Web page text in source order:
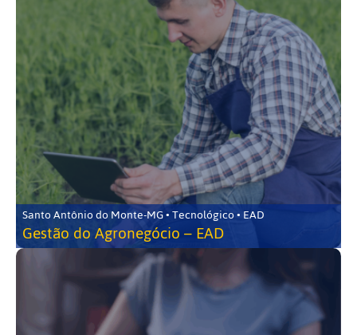
Santo Antônio do Monte-MG • Tecnológico • EAD
Gestão do Agronegócio – EAD